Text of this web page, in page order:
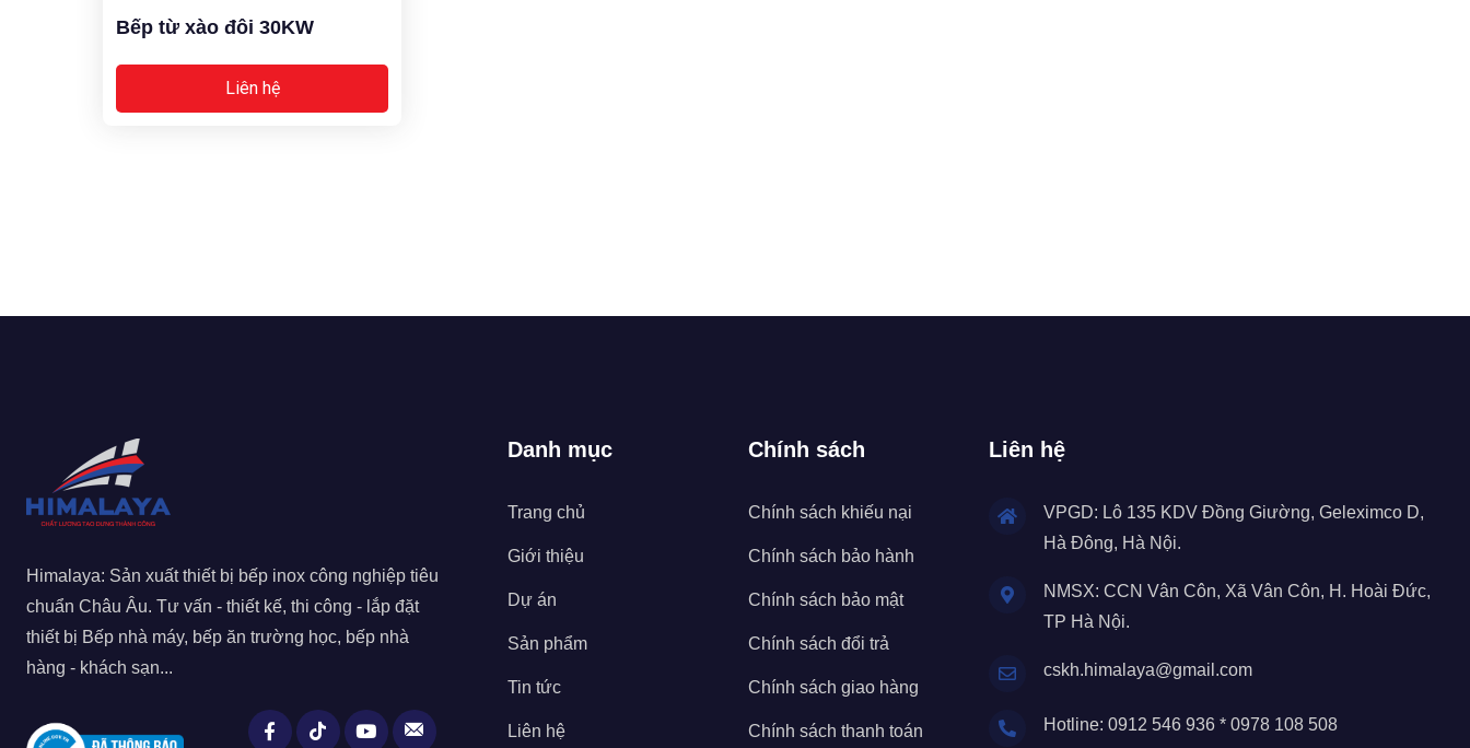
Bếp từ xào đôi 30KW
Liên hệ
Himalaya: Sản xuất thiết bị bếp inox công nghiệp tiêu
chuẩn Châu Âu. Tư vấn - thiết kế, thi công - lắp đặt
thiết bị Bếp nhà máy, bếp ăn trường học, bếp nhà
hàng - khách sạn...
Danh mục
Trang chủ
Giới thiệu
Dự án
Sản phẩm
Tin tức
Liên hệ
Chính sách
Chính sách khiếu nại
Chính sách bảo hành
Chính sách bảo mật
Chính sách đổi trả
Chính sách giao hàng
Chính sách thanh toán
Liên hệ
VPGD: Lô 135 KDV Đồng Giường, Geleximco D,
Hà Đông, Hà Nội.
NMSX: CCN Vân Côn, Xã Vân Côn, H. Hoài Đức,
TP Hà Nội.
cskh.himalaya@gmail.com
Hotline: 0912 546 936 * 0978 108 508